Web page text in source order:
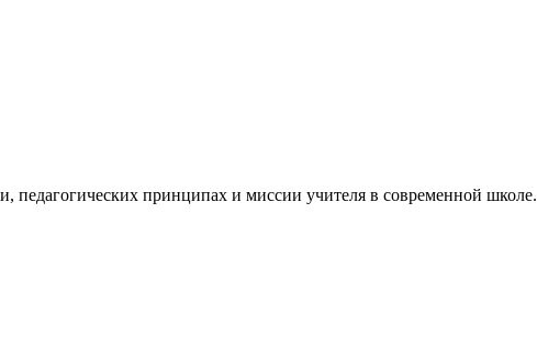
педагогических принципах и миссии учителя в современной школе.